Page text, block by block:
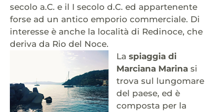
secolo a.C. e il I secolo d.C. ed appartenente
forse ad un antico emporio commerciale. Di
interesse è anche la località di Redinoce, che
deriva da Rio del Noce.
La spiaggia di
Marciana Marina si
trova sul lungomare
del paese, ed è
composta per la